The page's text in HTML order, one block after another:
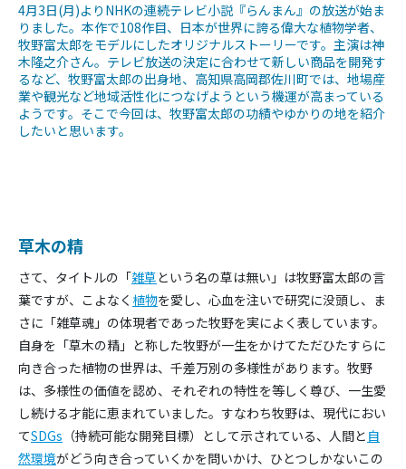
4月3日(月)よりNHKの連続テレビ小説『らんまん』の放送が始ま
りました。本作で108作目、日本が世界に誇る偉大な植物学者、
牧野富太郎をモデルにしたオリジナルストーリーです。主演は神
木隆之介さん。テレビ放送の決定に合わせて新しい商品を開発す
るなど、牧野富太郎の出身地、高知県高岡郡佐川町では、 地場産
業や観光など地域活性化につなげようという機運が高まっている
ようです。そこで今回は、牧野富太郎の功績やゆかりの地を紹介
したいと思います。
草木の精
さて、タイトルの「雑草という名の草は無い」は牧野富太郎の言
葉ですが、こよなく 植物を愛し、心血を注いで研究に没頭し、ま
さに「雑草魂」の体現者であった牧野を実によく表しています。
自身を「草木の精」と称した牧野が一生をかけてただひたすらに
向き合った植物の世界は、千差万別の多様性があります。牧野
は、多様性の価値を認め、それぞれの特性を等しく尊び、一生愛
し続ける才能に恵まれていました。すなわち牧野は、現代におい
てSDGs （持続可能な開発目標）として示されている、人間と 自
然環境がどう向き合っていくかを問いかけ、ひとつしかないこの